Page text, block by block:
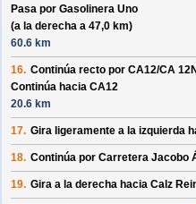
Pasa por Gasolinera Uno
(a la derecha a 47,0 km)
60.6 km
16. Continúa recto por CA12/CA 12N
Continúa hacia CA12
20.6 km
17. Gira ligeramente a la izquierda
18. Continúa por Carretera Jacobo
19. Gira a la derecha hacia Calz